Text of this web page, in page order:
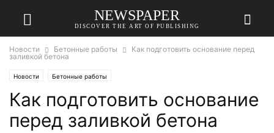
NEWSPAPER
DISCOVER THE ART OF PUBLISHING
Новости Бетонные работы
Как подготовить основание перед
заливкой бетона
Новости Бетонные работы
Как подготовить основание
перед заливкой бетона